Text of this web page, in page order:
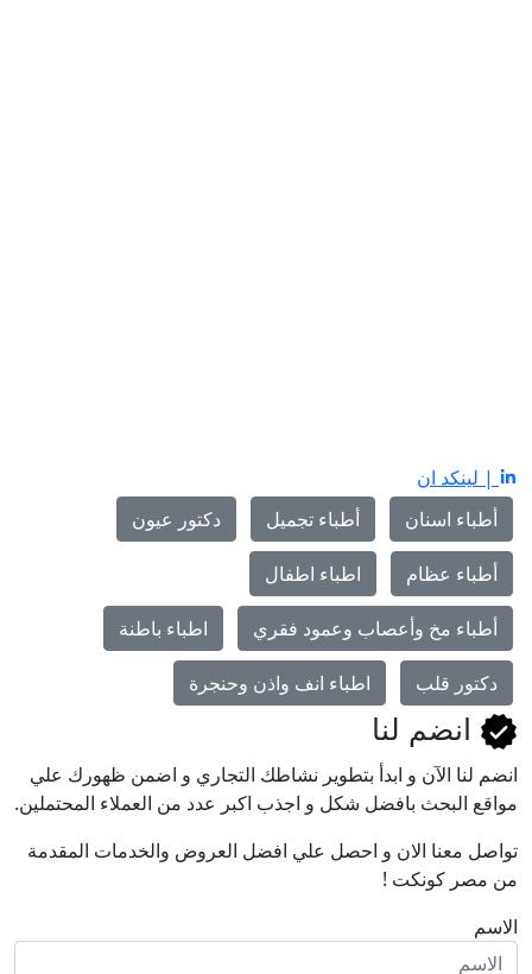
| لينكد ان
أطباء اسنان
أطباء تجميل دكتور عيون
أطباء عظام اطباء اطفال
أطباء مخ وأعصاب وعمود فقري اطباء باطنة
دكتور قلب اطباء انف واذن وحنجرة
انضم لنا
انضم لنا اﻵن و ابدأ بتطوير نشاطك التجاري و اضمن ظهورك علي
مواقع البحث بافضل شكل و اجذب اكبر عدد من العملاء المحتملين.
تواصل معنا الان و احصل علي افضل العروض والخدمات المقدمة
من مصر كونكت !
الاسم